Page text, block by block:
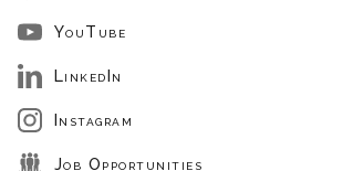
YouTube
LinkedIn
Instagram
Job Opportunities